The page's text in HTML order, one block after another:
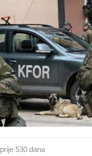
prije 530 dana